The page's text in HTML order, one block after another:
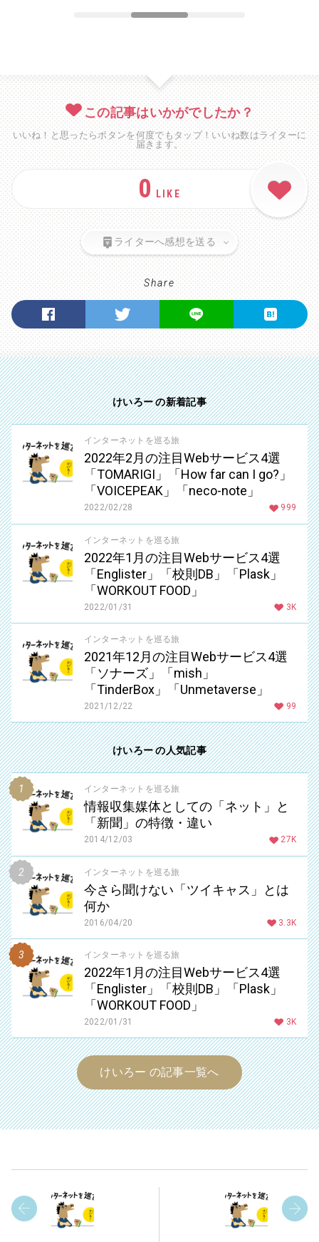
この記事はいかがでしたか？
いいね！と思ったらボタンを何度でもタップ！いいね数はライターに
届きます。
0 LIKE
ライターへ感想を送る
Share
けいろー の新着記事
インターネットを巡る旅
2022年2月の注目Webサービス4選
「TOMARIGI」「How far can I go?」
「VOICEPEAK」「neco-note」
2022/02/28 999
インターネットを巡る旅
2022年1月の注目Webサービス4選
「Englister」「校則DB」「Plask」
「WORKOUT FOOD」
2022/01/31 3K
インターネットを巡る旅
2021年12月の注目Webサービス4選
「ソナーズ」「mish」
「TinderBox」「Unmetaverse」
2021/12/22 99
けいろー の人気記事
インターネットを巡る旅
情報収集媒体としての「ネット」と
「新聞」の特徴・違い
2014/12/03 27K
インターネットを巡る旅
今さら聞けない「ツイキャス」とは
何か
2016/04/20 3.3K
インターネットを巡る旅
2022年1月の注目Webサービス4選
「Englister」「校則DB」「Plask」
「WORKOUT FOOD」
2022/01/31 3K
けいろー の記事一覧へ